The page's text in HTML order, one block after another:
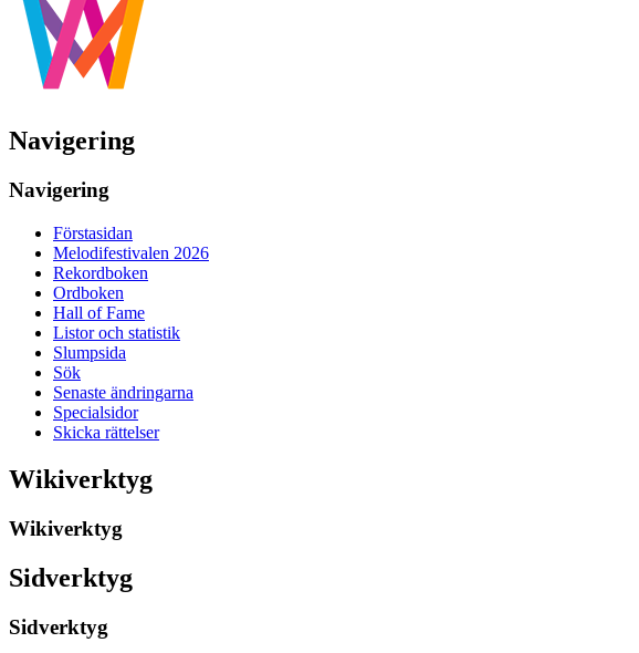
Navigering
Navigering
Förstasidan
Melodifestivalen 2026
Rekordboken
Ordboken
Hall of Fame
Listor och statistik
Slumpsida
Sök
Senaste ändringarna
Specialsidor
Skicka rättelser
Wikiverktyg
Wikiverktyg
Sidverktyg
Sidverktyg